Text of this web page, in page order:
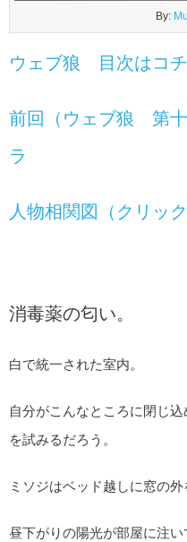
By:
ウェブ狼 目次はコ
前回（ウェブ狼 第
ラ
人物相関図（クリッ
消毒薬の匂い。
白で統一された室内。
自分がこんなところに閉じ
を試みるだろう。
ミソジはベッド越しに窓の外
昼下がりの陽光が部屋に注い